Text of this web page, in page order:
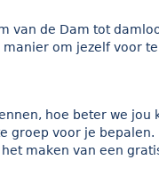
de Dam tot
om jezelf voor
hoe beter we
voor je
maken van een